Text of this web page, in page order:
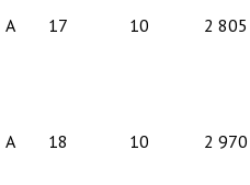
A 17 10 2 805
A 18 10 2 970